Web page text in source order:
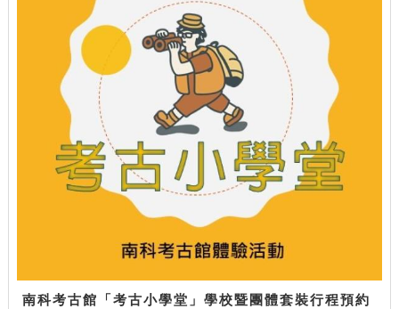
南科考古館「考古小學堂」學校暨團體套裝行程預約